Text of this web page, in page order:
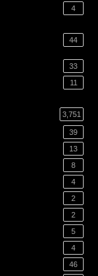
4
44
33
11
3,751
39
13
8
4
2
2
5
4
46